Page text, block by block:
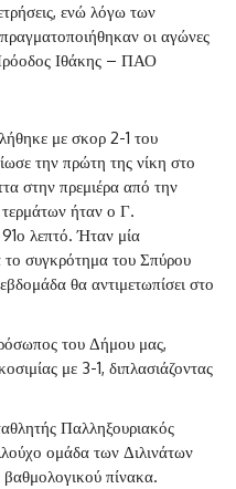
ενώ λόγω των
οι αγώνες
Ιθάκης – ΠΑΟ
με σκορ 2-1 του
την πρώτη της νίκη στο
στην πρεμιέρα από την
ήταν ο Γ.
λεπτό. Ήταν μία
το συγκρότημα του Σπύρου
θα αντιμετωπίσει στο
του Δήμου μας,
με 3-1, διπλασιάζοντας
Παλληξουριακός
ομάδα των Διλινάτων
πίνακα.